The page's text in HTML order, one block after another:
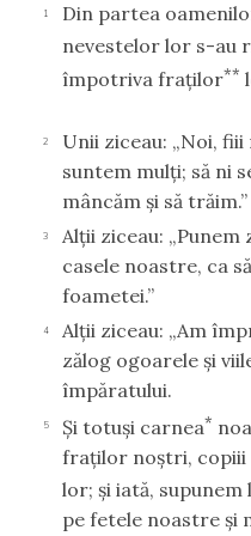
1
Din partea
nevestelor lor s-au
împotriva fraţilor**
2
Unii ziceau: „Noi,
suntem mulţi; să ni
mâncăm şi să trăim.”
3
Alţii ziceau: „Punem
casele noastre, ca
foametei.”
4
Alţii ziceau: „Am
zălog ogoarele şi
împăratului.
5 Şi totuşi carnea*
fraţilor noştri, copiii
lor; şi iată, supunem
pe fetele noastre şi